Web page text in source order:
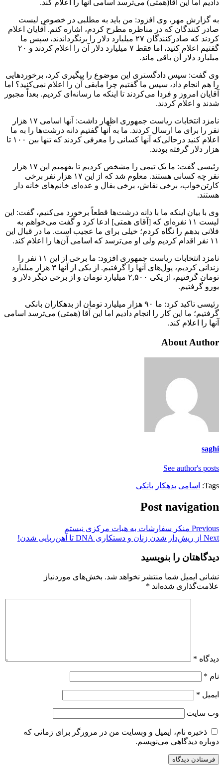
دادیم اما این آقا(همتی) می‌ترسد اسامی آنها را اعلام کند.
به گزارش مهر، وی افزود: من باید به مطلبی در خصوص لیست
صادر کنندگان که در مناظره مطرح کردم، اشاره کنم. آقایان اعلام
کردند که صادرکنندگان ۲۷ میلیارد دلار را برنگرداندند، سپس ما
گفتیم اعلام کنید، اما فقط ۷ میلیارد دلار آن را اعلام کردند و ۲۰
میلیارد دلار آن باقی ماند.
وی گفت: سپس دادگستری این موضوع را پیگیری کرد، برخوردهایی
را هم انجام داد، سپس ما گفتیم چرا مابقی آن را اعلام نمی‌کنید؟ اما
آقایان امروز و فردا می‌کردند تا اینکه ما رسانه‌ای کردیم. بعداً مجبور
شدند و اعلام کردند.
نامزد انتخابات ریاست جمهوری اظهار داشت: آنها اسامی ۱۷ هزار
نفر را برای ما ارسال کردند. ما به آنها گفتیم دانه درشت‌ها را به ما
اعلام کنید درحالی‌که آنها کسانی را معرفی کردند که تنها بین ۱۰۰ تا
هزار دلار گرفته بودند.
رئیسی گفت: ما یک تیمی را مشخص کردیم تا بفهمیم این ۱۷ هزار
نفر چه کسانی هستند. معلوم شد که از این ۱۷ هزار نفر برخی
کارتن‌خواب، برخی نقاش، برخی بقال و عده‌ای خانم‌های خانه دار
هستند.
وی با بیان اینکه ما با دانه درشت‌ها قطعاً برخورد می‌کنیم، گفت: این
لیست ۱۱ نفره‌ای که [آقای همتی] ادعا کرد و گفت می‌خواهم به
فلانی بدهم را نگاه کردم؛ خیلی برای ما عجیب است. ما در قبال این
۱۱ نفر اقدام کردیم ولی او می‌ترسد که اسامی آن‌ها را اعلام کند.
نامزد انتخابات ریاست جمهوری افزود: ما برخی از این ۱۱ نفر را
زندانی کردیم، پول‌های آنها را گرفتیم. از یکی از آنها ۳ هزار میلیارد
تومان گرفتیم، از یکی ۲,۵۰۰ میلیارد تومان و از برخی دیگر دلار و
یورو گرفتیم.
رئیسی تاکید کرد: ما ۹۰ هزار میلیارد تومان از بدهکاران بانکی
گرفتیم؛ ما این کار را انجام دادیم اما این آقا (همتی) می‌ترسد اسامی
آنها را اعلام کند.
About Author
saghi
See author's posts
Tags: اسامی بدهکار بانکی
Post navigation
Previous منکر سفارشات به هیات مرکزی نیستم
Next از ریش‌دار شدن زنان و دستکاری DNA تا آهن‌ربایی شدن!
دیدگاهتان را بنویسید
نشانی ایمیل شما منتشر نخواهد شد. بخش‌های موردنیاز
علامت‌گذاری شده‌اند *
دیدگاه *
نام *
ایمیل *
وب‌ سایت
ذخیره نام، ایمیل و وبسایت من در مرورگر برای زمانی که
دوباره دیدگاهی می‌نویسم.